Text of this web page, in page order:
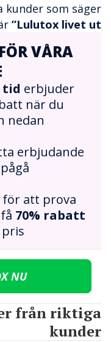
kunder som säger
”Lulutox livet ut.”
VÅRA
tid erbjuder
när du
nedan!
erbjudande
för att prova
70% rabatt
>>
från riktiga
kunder